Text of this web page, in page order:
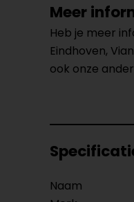
Meer
Heb je meer
Eindhoven,
ook onze
Naam